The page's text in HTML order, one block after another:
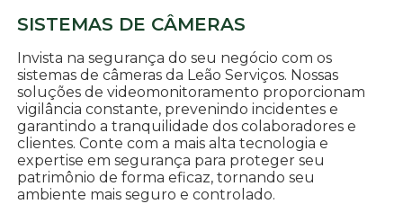
SISTEMAS DE CÂMERAS
Invista na segurança do seu negócio com os
sistemas de câmeras da Leão Serviços. Nossas
soluções de videomonitoramento proporcionam
vigilância constante, prevenindo incidentes e
garantindo a tranquilidade dos colaboradores e
clientes. Conte com a mais alta tecnologia e
expertise em segurança para proteger seu
patrimônio de forma eficaz, tornando seu
ambiente mais seguro e controlado.